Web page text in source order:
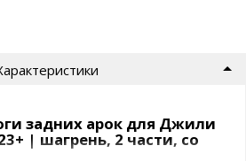
задних арок для Джили
| шагрень, 2 части, со